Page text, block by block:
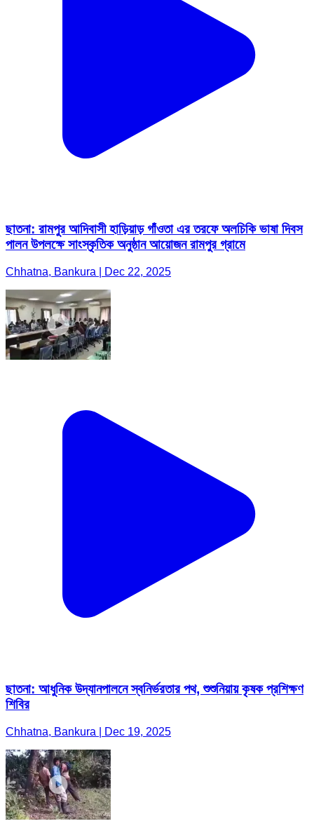
ছাতনা: রামপুর আদিবাসী হাড়িয়াড় গাঁওতা এর তরফে অলচিকি ভাষা দিবস
পালন উপলক্ষে সাংস্কৃতিক অনুষ্ঠান আয়োজন রামপুর গ্রামে
Chhatna, Bankura | Dec 22, 2025
ছাতনা: আধুনিক উদ্যানপালনে স্বনির্ভরতার পথ, শুশুনিয়ায় কৃষক প্রশিক্ষণ
শিবির
Chhatna, Bankura | Dec 19, 2025